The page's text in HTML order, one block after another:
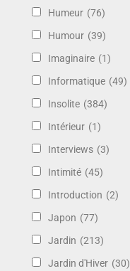
Humeur (76)
Humour (39)
Imaginaire (1)
Informatique (49)
Insolite (384)
Intérieur (1)
Interviews (3)
Intimité (45)
Introduction (2)
Japon (77)
Jardin (213)
Jardin d'Hiver (30)